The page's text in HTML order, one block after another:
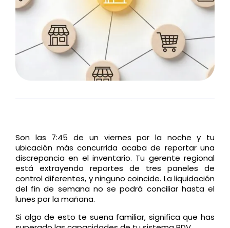
Son las 7:45 de un viernes por la noche y tu
ubicación más concurrida acaba de reportar una
discrepancia en el inventario. Tu gerente regional
está extrayendo reportes de tres paneles de
control diferentes, y ninguno coincide. La liquidación
del fin de semana no se podrá conciliar hasta el
lunes por la mañana.
Si algo de esto te suena familiar, significa que has